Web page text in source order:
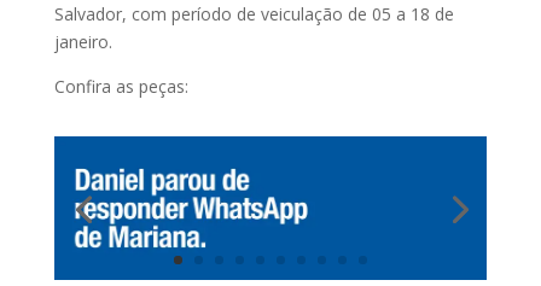
Salvador, com período de veiculação de 05 a 18 de
janeiro.
Confira as peças: